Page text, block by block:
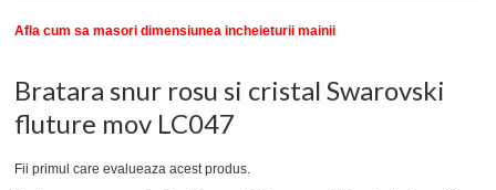
Afla cum sa masori dimensiunea incheieturii mainii
Bratara snur rosu si cristal Swarovski
fluture mov LC047
Fii primul care evalueaza acest produs.